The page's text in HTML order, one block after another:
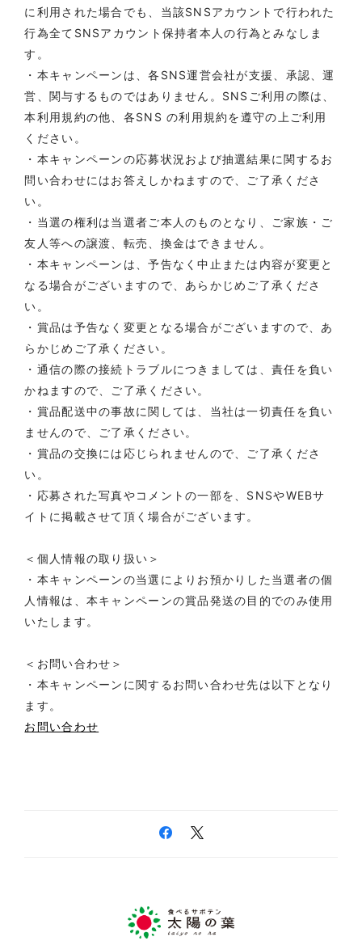
に利用された場合でも、当該SNSアカウント で行われた
行為全て SNSアカウント 保持者本人の行為とみなしま
す。
・本キャンペーンは、各SNS運営会社が支援、承認、運
営、関与するものではありません。SNSご利用の際は、
本利用規約の他、各SNS の利用規約を遵守の上ご利用
ください。
・本キャンペーンの応募状況および抽選結果に関するお
問い合わせにはお答えしかねますので、ご了承くださ
い。
・当選の権利は当選者ご本人のものとなり、ご家族・ご
友人等への譲渡、転売、換金はできません。
・本キャンペーンは、予告なく中止または内容が変更と
なる場合がございますので、あらかじめご了承くださ
い。
・賞品は予告なく変更となる場合がございますので、あ
らかじめご了承ください。
・通信の際の接続トラブルにつきましては、責任を負い
かねますので、ご了承ください。
・賞品配送中の事故に関しては、当社は一切責任を負い
ませんので、ご了承ください。
・賞品の交換には応じられませんので、ご了承くださ
い。
・応募された写真やコメントの一部を、SNSやWEBサ
イトに掲載させて頂く場合がございます。
＜個人情報の取り扱い＞
・本キャンペーンの当選によりお預かりした当選者の個
人情報は、本キャンペーンの賞品発送の目的でのみ使用
いたします。
＜お問い合わせ＞
・本キャンペーンに関するお問い合わせ先は以下となり
ます。
お問い合わせ